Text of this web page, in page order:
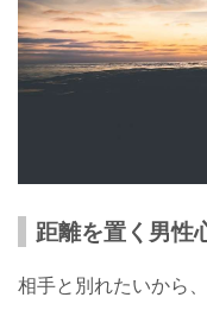
距離を置く男性
相手と別れたいから